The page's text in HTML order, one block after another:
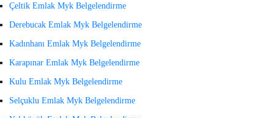
Çeltik Emlak Myk Belgelendirme
Derebucak Emlak Myk Belgelendirme
Kadınhanı Emlak Myk Belgelendirme
Karapınar Emlak Myk Belgelendirme
Kulu Emlak Myk Belgelendirme
Selçuklu Emlak Myk Belgelendirme